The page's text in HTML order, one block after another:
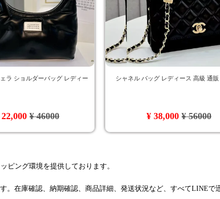
ラ ショルダーバッグ レディー
22,000¥ 46000
シャネル バッグ レディース 高級 通販
¥ 38,000¥ 56000
ピング環境を提供しております。
在庫確認、納期確認、商品詳細、発送状況など、すべてLINEで